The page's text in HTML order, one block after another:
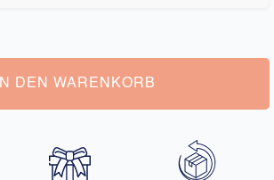
IN DEN WARENKORB